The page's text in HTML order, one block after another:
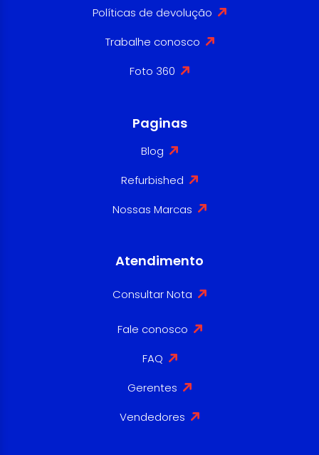
Políticas de devolução
Trabalhe conosco
Foto 360
Paginas
Blog
Refurbished
Nossas Marcas
Atendimento
Consultar Nota
Fale conosco
FAQ
Gerentes
Vendedores